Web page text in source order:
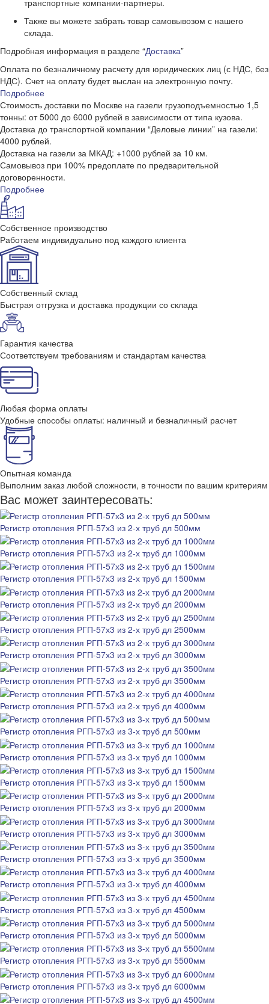
транспортные компании-партнеры.
Также вы можете забрать товар самовывозом с нашего
склада.
Подробная информация в разделе “Доставка”
Оплата по безналичному расчету для юридических лиц (с НДС, без
НДС). Счет на оплату будет выслан на электронную почту.
Подробнее
Стоимость доставки по Москве на газели грузоподъемностью 1,5
тонны: от 5000 до 6000 рублей в зависимости от типа кузова.
Доставка до транспортной компании “Деловые линии” на газели:
4000 рублей.
Доставка на газели за МКАД: +1000 рублей за 10 км.
Самовывоз при 100% предоплате по предварительной
договоренности.
Подробнее
Собственное производство
Работаем индивидуально под каждого клиента
Собственный склад
Быстрая отгрузка и доставка продукции со склада
Гарантия качества
Соответствуем требованиям и стандартам качества
Любая форма оплаты
Удобные способы оплаты: наличный и безналичный расчет
Опытная команда
Выполним заказ любой сложности, в точности по вашим критериям
Вас может заинтересовать:
Регистр отопления РГП-57х3 из 2-х труб дл 500мм
Регистр отопления РГП-57х3 из 2-х труб дл 1000мм
Регистр отопления РГП-57х3 из 2-х труб дл 1500мм
Регистр отопления РГП-57х3 из 2-х труб дл 2000мм
Регистр отопления РГП-57х3 из 2-х труб дл 2500мм
Регистр отопления РГП-57х3 из 2-х труб дл 3000мм
Регистр отопления РГП-57х3 из 2-х труб дл 3500мм
Регистр отопления РГП-57х3 из 2-х труб дл 4000мм
Регистр отопления РГП-57х3 из 3-х труб дл 500мм
Регистр отопления РГП-57х3 из 3-х труб дл 1000мм
Регистр отопления РГП-57х3 из 3-х труб дл 1500мм
Регистр отопления РГП-57х3 из 3-х труб дл 2000мм
Регистр отопления РГП-57х3 из 3-х труб дл 3000мм
Регистр отопления РГП-57х3 из 3-х труб дл 3500мм
Регистр отопления РГП-57х3 из 3-х труб дл 4000мм
Регистр отопления РГП-57х3 из 3-х труб дл 4500мм
Регистр отопления РГП-57х3 из 3-х труб дл 5000мм
Регистр отопления РГП-57х3 из 3-х труб дл 5500мм
Регистр отопления РГП-57х3 из 3-х труб дл 6000мм